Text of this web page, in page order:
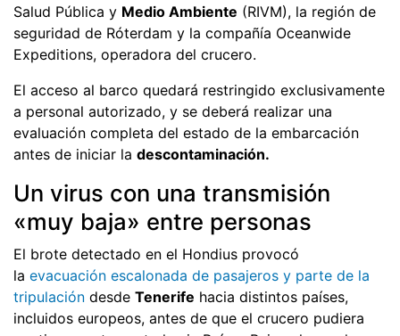
Salud Pública y Medio Ambiente (RIVM), la región de
seguridad de Róterdam y la compañía Oceanwide
Expeditions, operadora del crucero.
El acceso al barco quedará restringido exclusivamente
a personal autorizado, y se deberá realizar una
evaluación completa del estado de la embarcación
antes de iniciar la descontaminación.
Un virus con una transmisión
«muy baja» entre personas
El brote detectado en el Hondius provocó
la evacuación escalonada de pasajeros y parte de la
tripulación desde Tenerife hacia distintos países,
incluidos europeos, antes de que el crucero pudiera